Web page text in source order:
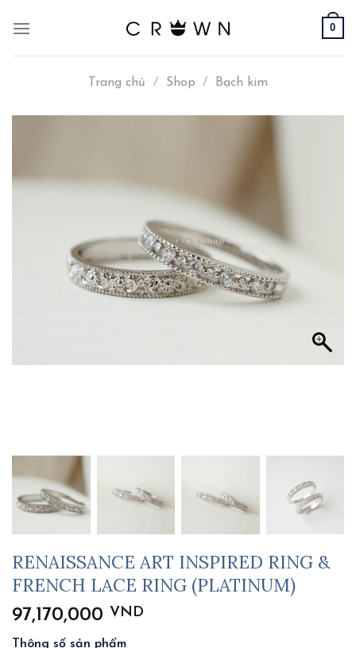
0
Trang chủ / Shop / Bạch kim
RENAISSANCE ART INSPIRED RING &
FRENCH LACE RING (PLATINUM)
97,170,000 VND
Thông số sản phẩm